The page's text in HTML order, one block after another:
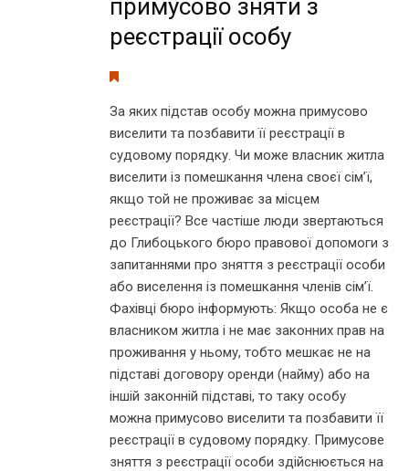
примусово зняти з
реєстрації особу
За яких підстав особу можна примусово
виселити та позбавити її реєстрації в
судовому порядку. Чи може власник житла
виселити із помешкання члена своєї сім’ї,
якщо той не проживає за місцем
реєстрації? Все частіше люди звертаються
до Глибоцького бюро правової допомоги з
запитаннями про зняття з реєстрації особи
або виселення із помешкання членів сім’ї.
Фахівці бюро інформують: Якщо особа не є
власником житла і не має законних прав на
проживання у ньому, тобто мешкає не на
підставі договору оренди (найму) або на
іншій законній підставі, то таку особу
можна примусово виселити та позбавити її
реєстрації в судовому порядку. Примусове
зняття з реєстрації особи здійснюється на